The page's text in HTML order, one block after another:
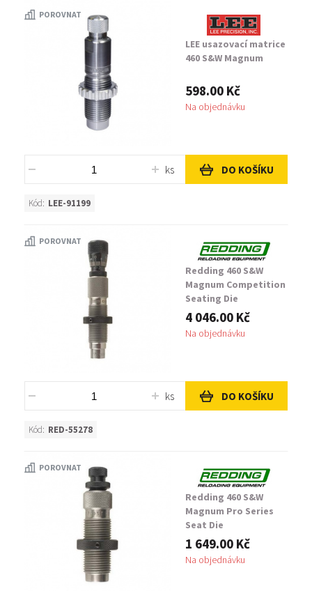
POROVNAT
LEE usazovací matrice
460 S&W Magnum
598.00 Kč
Na objednávku
ks DO KOŠÍKU
Kód: LEE-91199
POROVNAT
Redding 460 S&W
Magnum Competition
Seating Die
4 046.00 Kč
Na objednávku
ks DO KOŠÍKU
Kód: RED-55278
POROVNAT
Redding 460 S&W
Magnum Pro Series
Seat Die
1 649.00 Kč
Na objednávku